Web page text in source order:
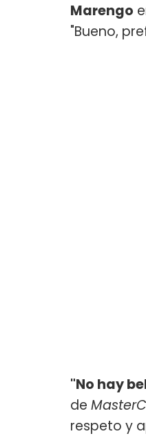
Marengo
"Bueno,
"No hay
de
respeto y